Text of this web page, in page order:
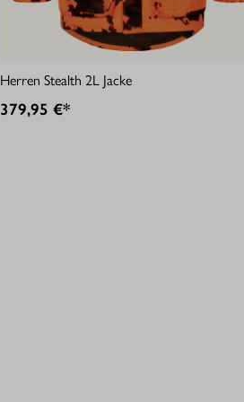
Herren Stealth 2L Jacke
379,95 €*